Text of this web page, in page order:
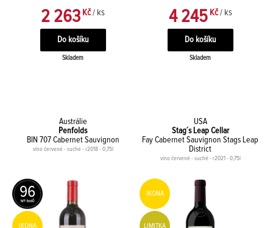
2 263 Kč / ks
Skladem
4 245 Kč / ks
Skladem
Austrálie
Penfolds
BIN 707 Cabernet Sauvignon
víno červené - suché - r2018 - 0,75l
96
IKONA
USA
Stag´s Leap Cellar
Fay Cabernet Sauvignon Stags Leap
District
víno červené - suché - r2021 - 0,75l
IKONA
LIMITKA